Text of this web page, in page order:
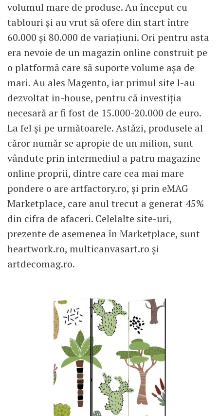
volumul mare de produse. Au început cu
tablouri și au vrut să ofere din start între
60.000 și 80.000 de variațiuni. Ori pentru asta
era nevoie de un magazin online construit pe
o platformă care să suporte volume așa de
mari. Au ales Magento, iar primul site l-au
dezvoltat in-house, pentru că investiția
necesară ar fi fost de 15.000-20.000 de euro.
La fel și pe următoarele. Astăzi, produsele al
căror număr se apropie de un milion, sunt
vândute prin intermediul a patru magazine
online proprii, dintre care cea mai mare
pondere o are artfactory.ro, și prin eMAG
Marketplace, care anul trecut a generat 45%
din cifra de afaceri. Celelalte site-uri,
prezente de asemenea în Marketplace, sunt
heartwork.ro, multicanvasart.ro și
artdecomag.ro.